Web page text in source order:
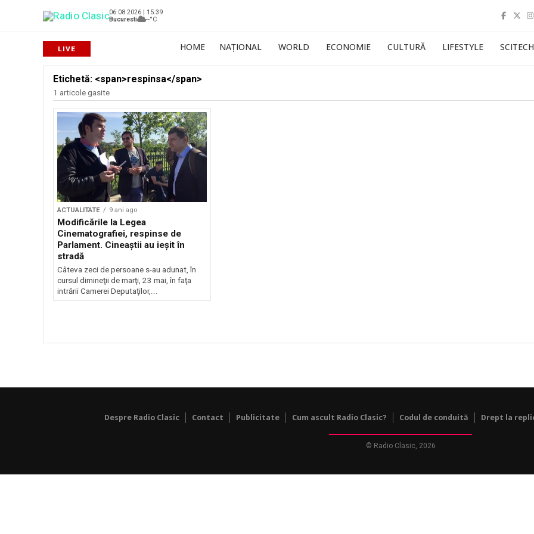
06.08.2026 | 15:39
Bucuresti
--°C
HOME NAȚIONAL WORLD ECONOMIE CULTURĂ LIFESTYLE SCITECH
Etichetă: <span>respinsa</span>
1 articole gasite
ACTUALITATE 9 ani ago
Modificările la Legea
Cinematografiei, respinse de
Parlament. Cineaştii au ieşit în
stradă
Câteva zeci de persoane s-au adunat, în
cursul dimineţii de marţi, 23 mai, în faţa
intrării Camerei Deputaţilor,...
Despre Radio Clasic Contact Publicitate Cum ascult Radio Clasic? Codul de conduită Drept la
© Radio Clasic, 2026